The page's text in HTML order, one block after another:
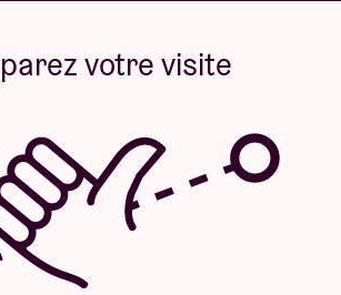
votre visite